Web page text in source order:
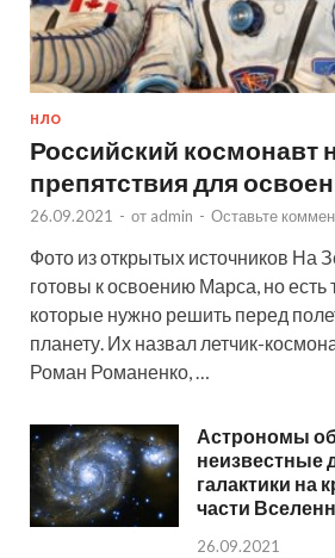
НЛО
Российский космонавт
препятствия для
26.09.2021 - от admin - Оставьте
Фото из открытых источников На
готовы к освоению Марса, но
которые нужно решить перед
планету. Их назвал летчик-
Роман Романенко, …
Астрономы
неизвестные
галактики на
части
26.09.2021